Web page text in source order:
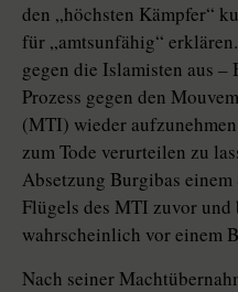
den „höchsten Kämpfer“
für „amtsunfähig“
gegen die Islamisten aus
Prozess gegen den
(MTI) wieder
zum Tode verurteilen zu
Absetzung Burgibas
Flügels des MTI zuvor und
wahrscheinlich vor einem
Nach seiner